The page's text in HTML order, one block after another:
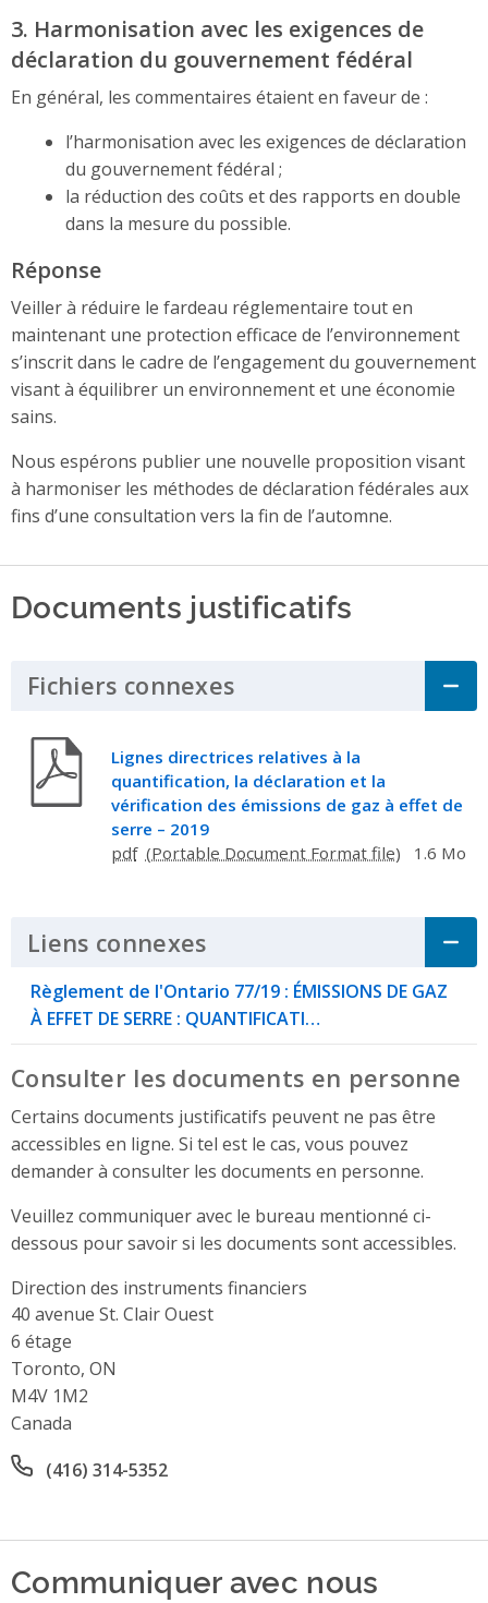
3. Harmonisation avec les exigences de
déclaration du gouvernement fédéral
En général, les commentaires étaient en faveur de :
l’harmonisation avec les exigences de déclaration
du gouvernement fédéral ;
la réduction des coûts et des rapports en double
dans la mesure du possible.
Réponse
Veiller à réduire le fardeau réglementaire tout en
maintenant une protection efficace de l’environnement
s’inscrit dans le cadre de l’engagement du gouvernement
visant à équilibrer un environnement et une économie
sains.
Nous espérons publier une nouvelle proposition visant
à harmoniser les méthodes de déclaration fédérales aux
fins d’une consultation vers la fin de l’automne.
Documents justificatifs
Fichiers connexes Click to Expand
Lignes directrices relatives à la
quantification, la déclaration et la
vérification des émissions de gaz à effet de
serre – 2019
pdf
1.6 Mo
Liens connexes Click to Expand
Règlement de l'Ontario 77/19 : ÉMISSIONS DE GAZ
À EFFET DE SERRE : QUANTIFICATI…
Consulter les documents en personne
Certains documents justificatifs peuvent ne pas être
accessibles en ligne. Si tel est le cas, vous pouvez
demander à consulter les documents en personne.
Veuillez communiquer avec le bureau mentionné ci-
dessous pour savoir si les documents sont accessibles.
Direction des instruments financiers
Address
40 avenue St. Clair Ouest
6 étage
Toronto, ON
M4V 1M2
Canada
Office phone number
(416) 314-5352
Communiquer avec nous